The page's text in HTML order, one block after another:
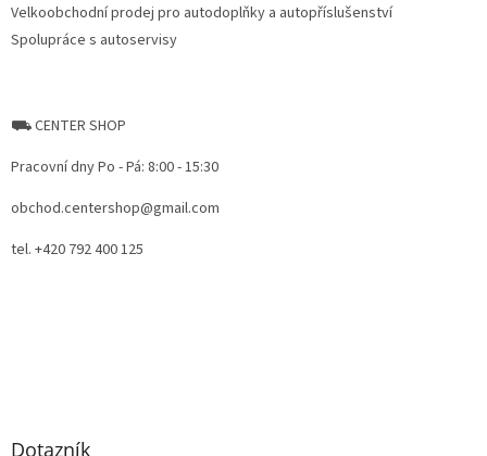
Velkoobchodní prodej pro autodoplňky a autopříslušenství
Spolupráce s autoservisy
⛟ CENTER SHOP
Pracovní dny Po - Pá: 8:00 - 15:30
obchod.centershop@gmail.com
tel. +420 792 400 125
Dotazník